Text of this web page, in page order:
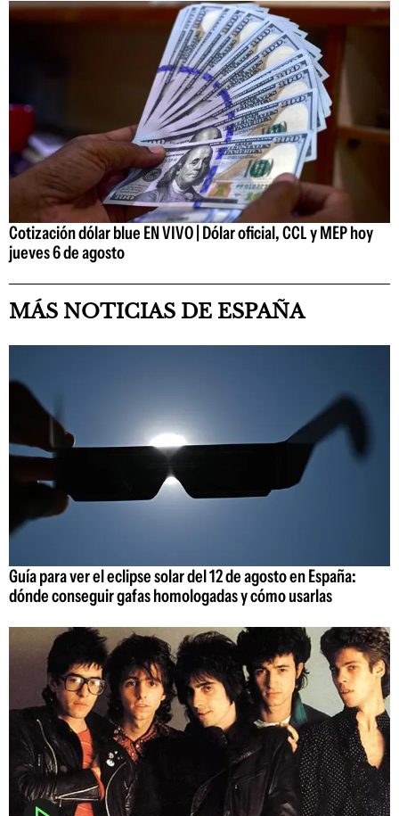
Cotización dólar blue EN VIVO | Dólar oficial, CCL y MEP hoy
jueves 6 de agosto
MÁS NOTICIAS DE ESPAÑA
Guía para ver el eclipse solar del 12 de agosto en España:
dónde conseguir gafas homologadas y cómo usarlas